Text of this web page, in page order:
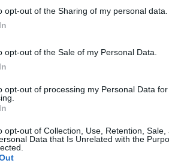
opt-out of the Sharing of my personal data.
opt-out of the Sale of my Personal Data.
opt-out of processing my Personal Data for
opt-out of Collection, Use, Retention, Sale,
Data that Is Unrelated with the
z kalendarzem wyborczym
w kampaniach wyborczych, dlatego
do samorządów.